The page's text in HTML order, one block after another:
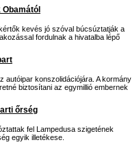
kevés jó szóval búcsúztatják a
fordulnak a hivatalba lépő
autóipar konszolidációjára. A kormány
biztosítani az egymillió embernek
őrség
fel Lampedusa szigetének
egyik illetékese.